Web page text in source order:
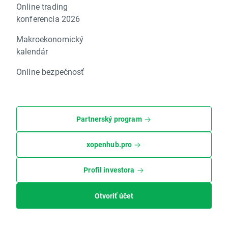
Online trading
konferencia 2026
Makroekonomický
kalendár
Online bezpečnosť
Partnerský program
xopenhub.pro
Profil investora
Otvoriť účet